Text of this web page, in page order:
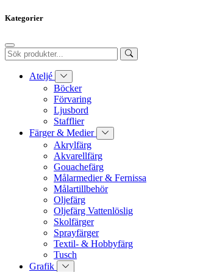
Kategorier
Ateljé
Böcker
Förvaring
Ljusbord
Stafflier
Färger & Medier
Akrylfärg
Akvarellfärg
Gouachefärg
Målarmedier & Fernissa
Målartillbehör
Oljefärg
Oljefärg Vattenlöslig
Skolfärger
Sprayfärger
Textil- & Hobbyfärg
Tusch
Grafik